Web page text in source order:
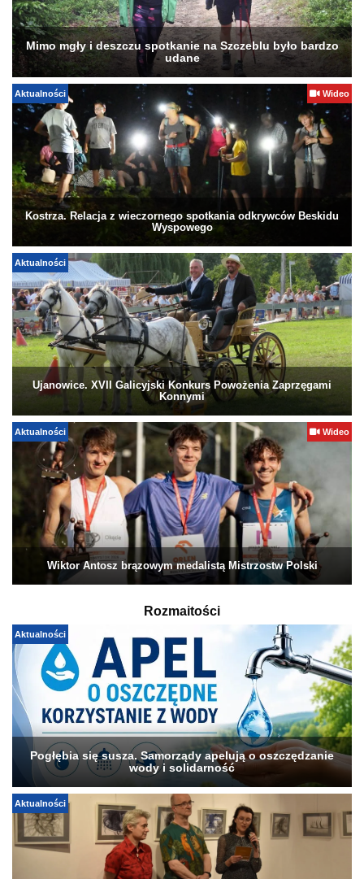
Mimo mgły i deszczu spotkanie na Szczeblu było bardzo
udane
Aktualności Wideo
Kostrza. Relacja z wieczornego spotkania odkrywców Beskidu
Wyspowego
Aktualności
Ujanowice. XVII Galicyjski Konkurs Powożenia Zaprzęgami
Konnymi
Aktualności Wideo
Wiktor Antosz brązowym medalistą Mistrzostw Polski
Rozmaitości
Aktualności
Pogłębia się susza. Samorządy apelują o oszczędzanie
wody i solidarność
Aktualności